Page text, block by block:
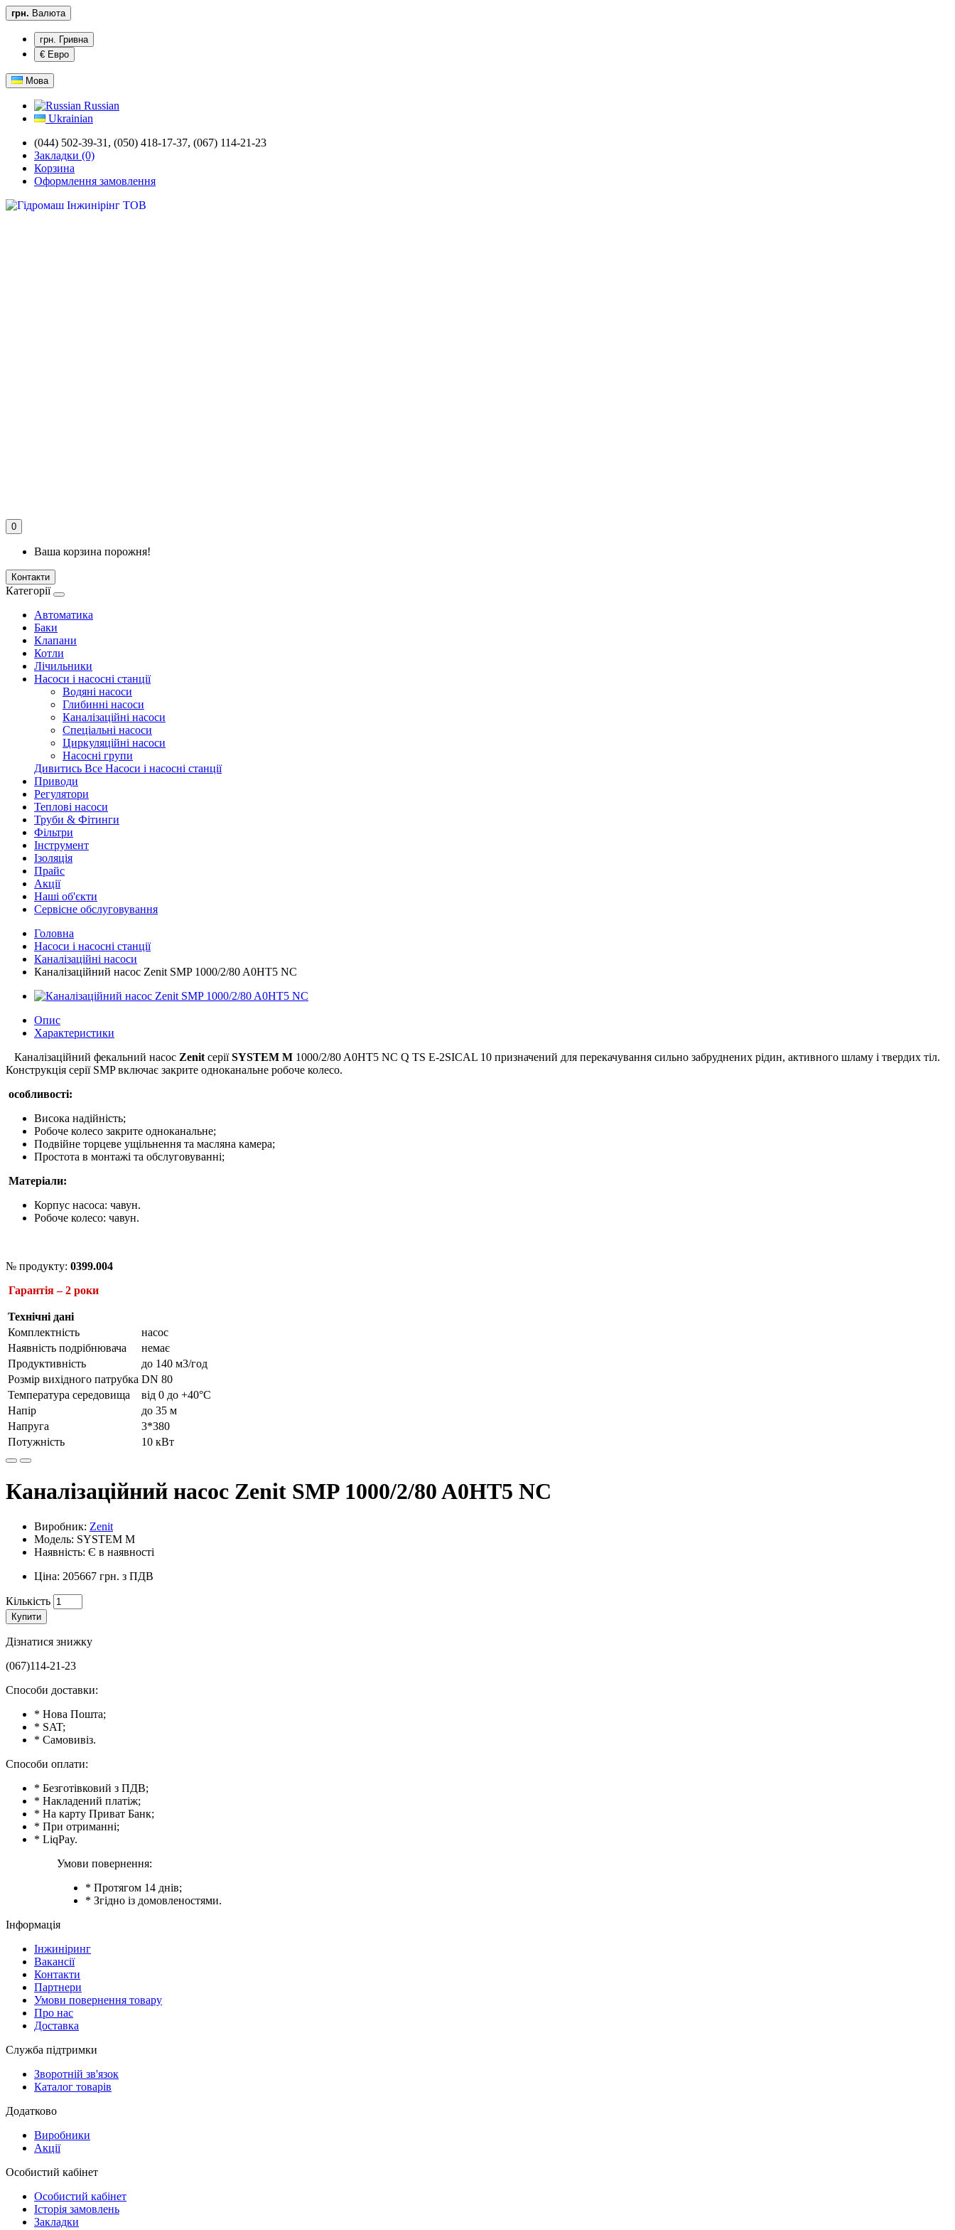
грн. Валюта
грн. Гривна
€ Евро
Мова
Russian
Ukrainian
(044) 502-39-31, (050) 418-17-37, (067) 114-21-23
Закладки (0)
Корзина
Оформлення замовлення
0
Ваша корзина порожня!
Контакти
Категорії
Автоматика
Баки
Клапани
Котли
Лічильники
Насоси і насосні станції
Водяні насоси
Глибинні насоси
Каналізаційні насоси
Спеціальні насоси
Циркуляційні насоси
Насосні групи
Дивитись Все Насоси і насосні станції
Приводи
Регулятори
Теплові насоси
Труби & Фітинги
Фільтри
Інструмент
Ізоляція
Прайс
Акції
Наші об'єкти
Сервісне обслуговування
Головна
Насоси і насосні станції
Каналізаційні насоси
Каналізаційний насос Zenit SMP 1000/2/80 A0HT5 NC
Опис
Характеристики
Каналізаційний фекальний насос Zenit серіїSYSTEM M 1000/2/80 A0HT5 NC Q TS E-2SICAL 10 призначений для перекачування сильно забруднених рідин, активного шламу і твердих тіл.
Конструкція серії SMP включає закрите одноканальне робоче колесо.
особливості:
Висока надійність;
Робоче колесо закрите одноканальне;
Подвійне торцеве ущільнення та масляна камера;
Простота в монтажі та обслуговуванні;
Матеріали:
Корпус насоса: чавун.
Робоче колесо: чавун.
№ продукту: 0399.004
Гарантія – 2 роки
Технічні дані
Комплектність
насос
Наявність подрібнювача
немає
Продуктивність
до 140 м3/год
Розмір вихідного патрубка DN 80
Температура середовища
від 0 до +40°С
Напір
до 35 м
Напруга
3*380
Потужність
10 кВт
Каналізаційний насос Zenit SMP 1000/2/80 A0HT5 NC
Виробник: Zenit
Модель: SYSTEM M
Наявність: Є в наявності
Ціна: 205667 грн. з ПДВ
Кількість
Купити
Дізнатися знижку
(067)114-21-23
Способи доставки:
* Нова Пошта;
* SAT;
* Самовивіз.
Способи оплати:
* Безготівковий з ПДВ;
* Накладений платіж;
* На карту Приват Банк;
* При отриманні;
* LiqPay.
Умови повернення:
* Протягом 14 днів;
* Згідно із домовленостями.
Інформація
Інжиніринг
Вакансії
Контакти
Партнери
Умови повернення товару
Про нас
Доставка
Служба підтримки
Зворотній зв'язок
Каталог товарів
Додатково
Виробники
Акції
Особистий кабінет
Особистий кабінет
Історія замовлень
Закладки